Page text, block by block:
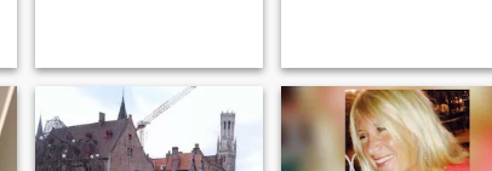
events like the theater, opera,
and ballet. I'm looking for my
life partner, someone with
whom I can share
experiences and create a
stable home